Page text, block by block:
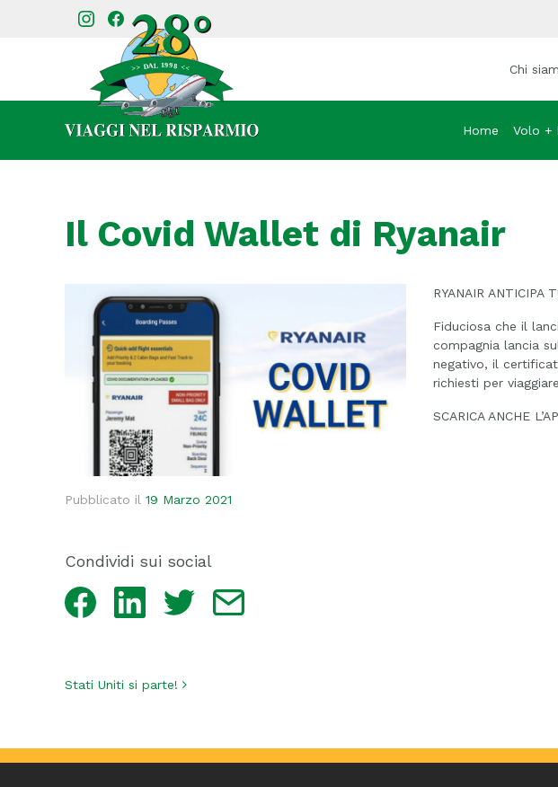
Chi
Home Volo +
Il Covid Wallet di Ryanair
Pubblicato il 19 Marzo 2021
Condividi sui social
Facebook LinkedIn Twitter
RYANAIR ANTICIPA
Fiduciosa che il
compagnia lancia
negativo, il
richiesti per
SCARICA ANCHE
Navigazione articoli
Stati Uniti si parte!